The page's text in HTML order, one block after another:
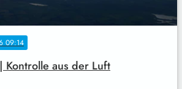
09:14
Kontrolle aus der Luft